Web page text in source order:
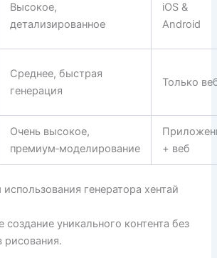
Высокое,
детализированное
iOS &
Android
Среднее, быстрая
генерация
Только
Очень высокое,
премиум‑моделирование
+ веб
генератора хентай
создание уникального контента без
рисования.